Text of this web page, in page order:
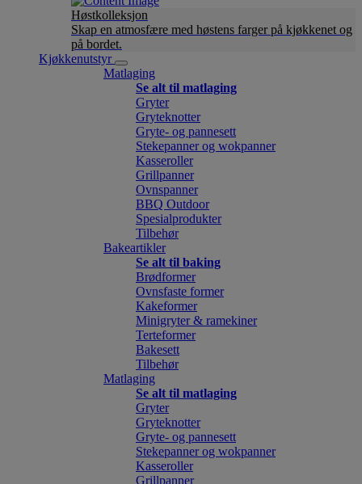
Høstkolleksjon
Skap en atmosfære med høstens farger på kjøkkenet og
på bordet.
Kjøkkenutstyr
Matlaging
Se alt til matlaging
Gryter
Gryteknotter
Gryte- og pannesett
Stekepanner og wokpanner
Kasseroller
Grillpanner
Ovnspanner
BBQ Outdoor
Spesialprodukter
Tilbehør
Bakeartikler
Se alt til baking
Brødformer
Ovnsfaste former
Kakeformer
Minigryter & ramekiner
Terteformer
Bakesett
Tilbehør
Matlaging
Se alt til matlaging
Gryter
Gryteknotter
Gryte- og pannesett
Stekepanner og wokpanner
Kasseroller
Grillpanner